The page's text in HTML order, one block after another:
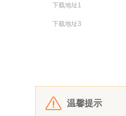
下载地址1
下载地址3
温馨提示